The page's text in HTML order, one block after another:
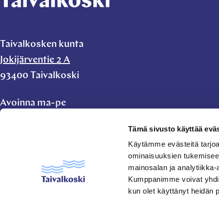
Tämä sivusto käyttää
Käytämme evästeitä
ominaisuuksien
mainosalan ja
Kumppanimme voivat
kun olet käyttänyt heidän
Taivalkosken kunta
Jokijärventie 2 A
93400 Taivalkoski
Avoinna ma-pe
taivalkoski.kunta@taivalkoski.fi